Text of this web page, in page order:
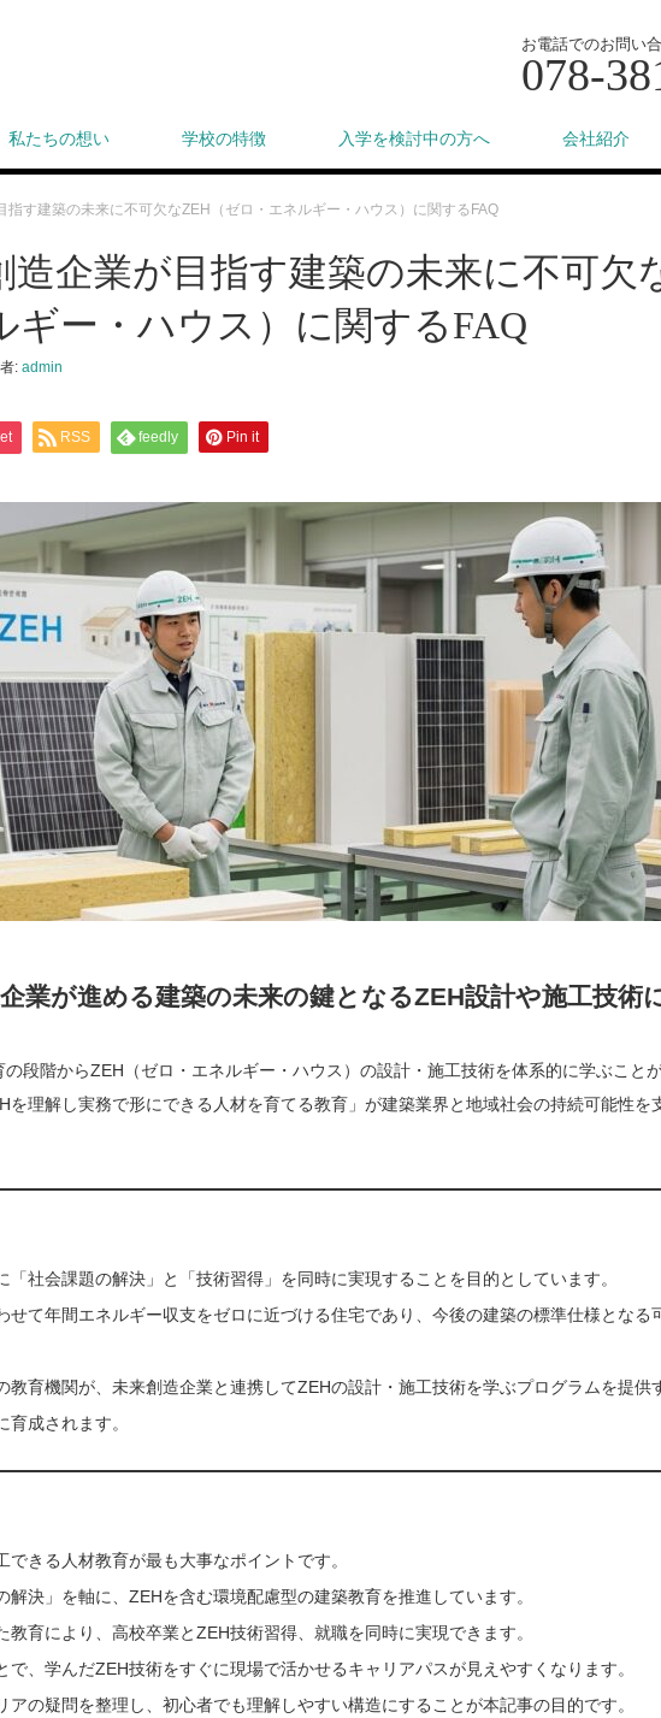
お電話でのお問い
078-
私たちの想い 学校の特徴 入学を検討中の方へ 会社紹介
指す建築の未来に不可欠なZEH（ゼロ・エネルギー・ハウス）に関するFAQ
造企業が目指す建築の未来に不可欠
ギー・ハウス）に関するFAQ
: admin
RSS feedly Pin it
業が進める建築の未来の鍵となるZEH設計や施工技術
段階からZEH（ゼロ・エネルギー・ハウス）の設計・施工技術を体系的に学ぶこと
理解し実務で形にできる人材を育てる教育」が建築業界と地域社会の持続可能性を
「社会課題の解決」と「技術習得」を同時に実現することを目的としています。
せて年間エネルギー収支をゼロに近づける住宅であり、今後の建築の標準仕様となる
教育機関が、未来創造企業と連携してZEHの設計・施工技術を学ぶプログラムを提供
成されます。
きる人材教育が最も大事なポイントです。
決」を軸に、ZEHを含む環境配慮型の建築教育を推進しています。
育により、高校卒業とZEH技術習得、就職を同時に実現できます。
、学んだZEH技術をすぐに現場で活かせるキャリアパスが見えやすくなります。
の疑問を整理し、初心者でも理解しやすい構造にすることが本記事の目的です。